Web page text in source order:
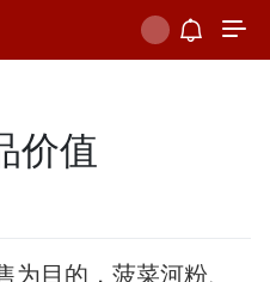
价值
目的，菠菜河粉、